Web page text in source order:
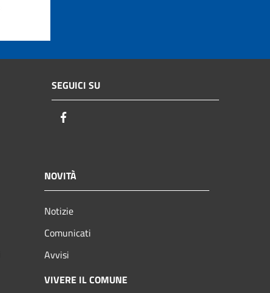
SEGUICI SU
NOVITÀ
Notizie
Comunicati
Avvisi
VIVERE IL COMUNE